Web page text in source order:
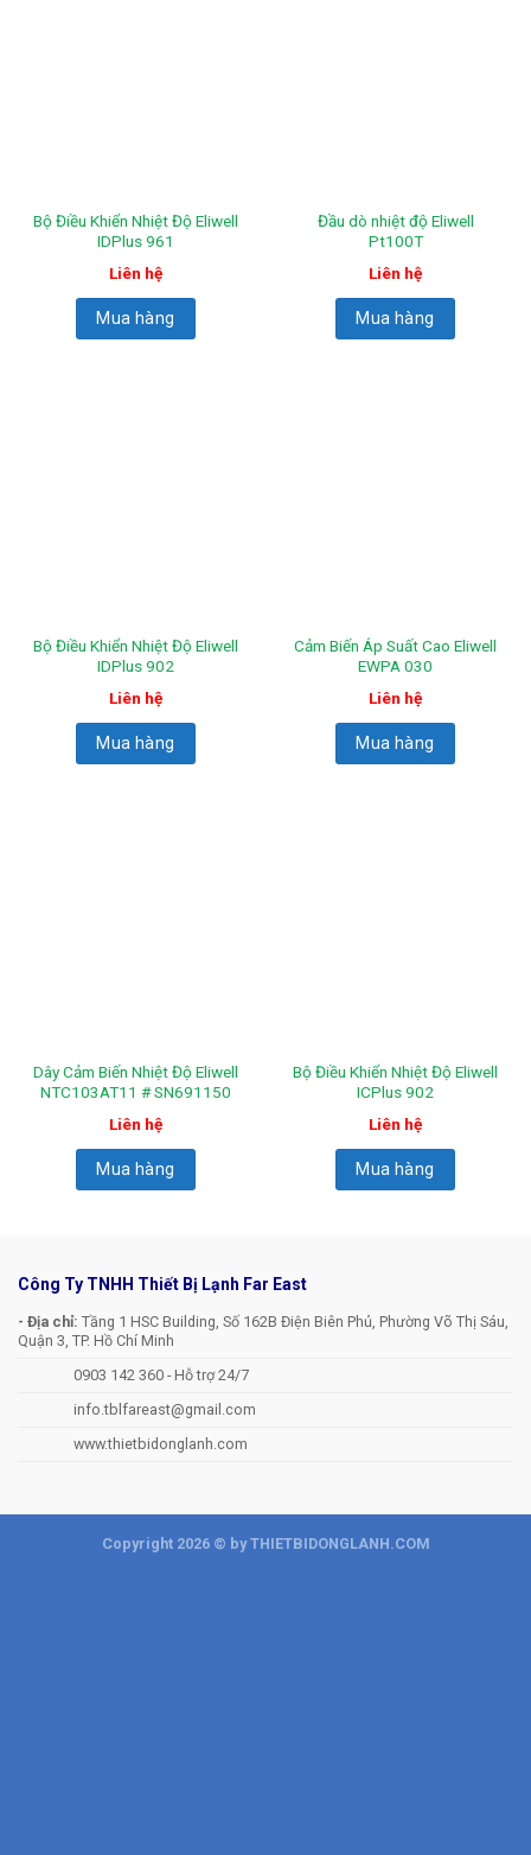
Bộ Điều Khiển Nhiệt Độ Eliwell
IDPlus 961
Liên hệ
Mua hàng
Đầu dò nhiệt độ Eliwell
Pt100T
Liên hệ
Mua hàng
Bộ Điều Khiển Nhiệt Độ Eliwell
IDPlus 902
Liên hệ
Mua hàng
Cảm Biến Áp Suất Cao Eliwell
EWPA 030
Liên hệ
Mua hàng
Dây Cảm Biến Nhiệt Độ Eliwell
NTC103AT11 # SN691150
Liên hệ
Mua hàng
Bộ Điều Khiển Nhiệt Độ Eliwell
ICPlus 902
Liên hệ
Mua hàng
Công Ty TNHH Thiết Bị Lạnh Far East
- Địa chỉ: Tầng 1 HSC Building, Số 162B Điện Biên Phủ, Phường Võ Thị Sáu,
Quận 3, TP. Hồ Chí Minh
0903 142 360 - Hỗ trợ 24/7
info.tblfareast@gmail.com
www.thietbidonglanh.com
Copyright 2026 © by THIETBIDONGLANH.COM